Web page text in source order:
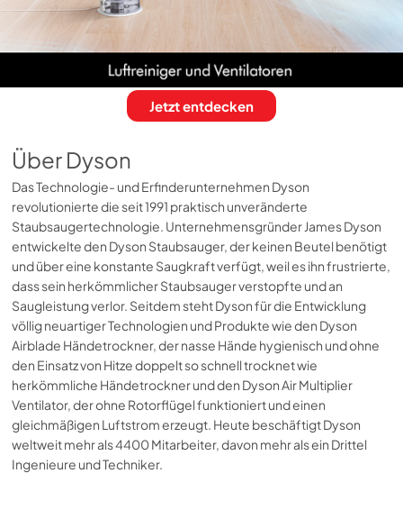
Jetzt entdecken
Über Dyson
Das Technologie- und Erfinderunternehmen Dyson
revolutionierte die seit 1991 praktisch unveränderte
Staubsaugertechnologie. Unternehmensgründer James Dyson
entwickelte den Dyson Staubsauger, der keinen Beutel benötigt
und über eine konstante Saugkraft verfügt, weil es ihn frustrierte,
dass sein herkömmlicher Staubsauger verstopfte und an
Saugleistung verlor. Seitdem steht Dyson für die Entwicklung
völlig neuartiger Technologien und Produkte wie den Dyson
Airblade Händetrockner, der nasse Hände hygienisch und ohne
den Einsatz von Hitze doppelt so schnell trocknet wie
herkömmliche Händetrockner und den Dyson Air Multiplier
Ventilator, der ohne Rotorflügel funktioniert und einen
gleichmäßigen Luftstrom erzeugt. Heute beschäftigt Dyson
weltweit mehr als 4400 Mitarbeiter, davon mehr als ein Drittel
Ingenieure und Techniker.